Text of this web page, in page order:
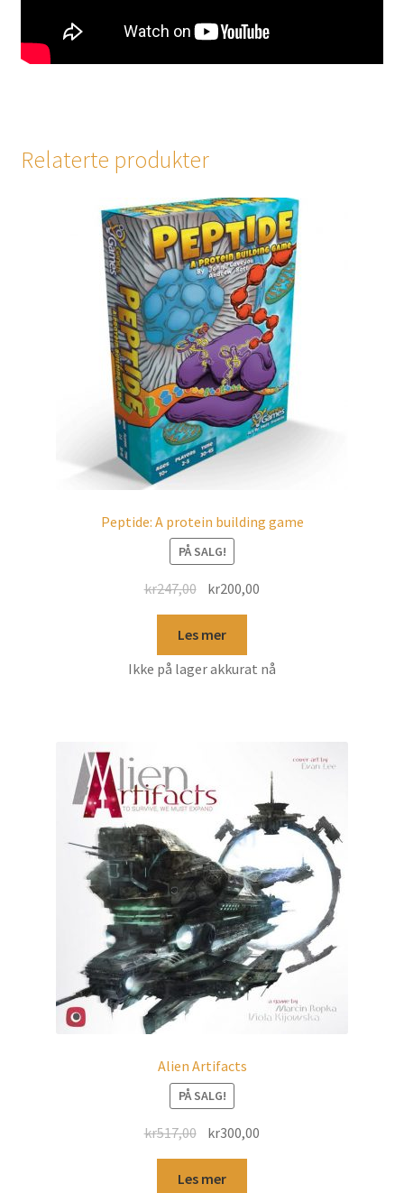
Relaterte produkter
Peptide: A protein building game
PÅ SALG!
kr247,00 kr200,00
Les mer
Ikke på lager akkurat nå
Alien Artifacts
PÅ SALG!
kr517,00 kr300,00
Les mer